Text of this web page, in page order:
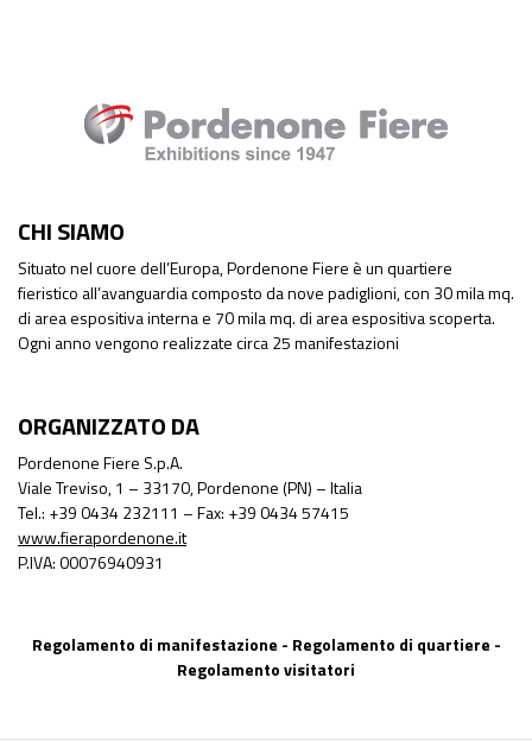
CHI SIAMO
Situato nel cuore dell’Europa, Pordenone Fiere è un quartiere
fieristico all’avanguardia composto da nove padiglioni, con 30 mila mq.
di area espositiva interna e 70 mila mq. di area espositiva scoperta.
Ogni anno vengono realizzate circa 25 manifestazioni
ORGANIZZATO DA
Pordenone Fiere S.p.A.
Viale Treviso, 1 – 33170, Pordenone (PN) – Italia
Tel.: +39 0434 232111 – Fax: +39 0434 57415
www.fierapordenone.it
P.IVA: 00076940931
Regolamento di manifestazione - Regolamento di quartiere -
Regolamento visitatori